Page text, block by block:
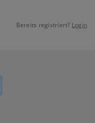
Bereits registriert? Login